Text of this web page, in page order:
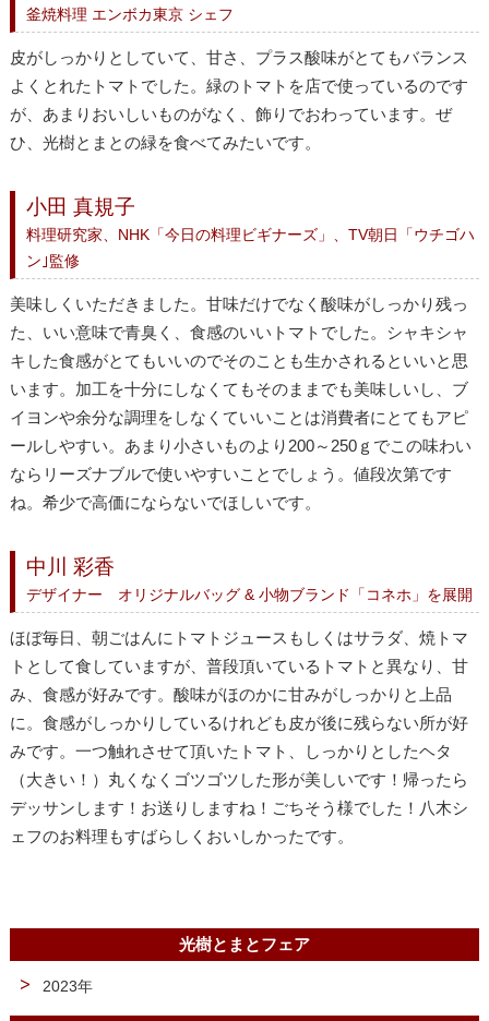
釜焼料理 エンボカ東京 シェフ
皮がしっかりとしていて、甘さ、プラス酸味がとてもバランス
よくとれたトマトでした。緑のトマトを店で使っているのです
が、あまりおいしいものがなく、飾りでおわっています。ぜ
ひ、光樹とまとの緑を食べてみたいです。
小田 真規子
料理研究家、NHK「今日の料理ビギナーズ」、TV朝日「ウチゴハ
ン｣監修
美味しくいただきました。甘味だけでなく酸味がしっかり残っ
た、いい意味で青臭く、食感のいいトマトでした。シャキシャ
キした食感がとてもいいのでそのことも生かされるといいと思
います。加工を十分にしなくてもそのままでも美味しいし、ブ
イヨンや余分な調理をしなくていいことは消費者にとてもアピ
ールしやすい。あまり小さいものより200～250ｇでこの味わい
ならリーズナブルで使いやすいことでしょう。値段次第です
ね。希少で高価にならないでほしいです。
中川 彩香
デザイナー オリジナルバッグ & 小物ブランド「コネホ」を展開
ほぼ毎日、朝ごはんにトマトジュースもしくはサラダ、焼トマ
トとして食していますが、普段頂いているトマトと異なり、甘
み、食感が好みです。酸味がほのかに甘みがしっかりと上品
に。食感がしっかりしているけれども皮が後に残らない所が好
みです。一つ触れさせて頂いたトマト、しっかりとしたヘタ
（大きい！）丸くなくゴツゴツした形が美しいです！帰ったら
デッサンします！お送りしますね！ごちそう様でした！八木シ
ェフのお料理もすばらしくおいしかったです。
光樹とまとフェア
2023年